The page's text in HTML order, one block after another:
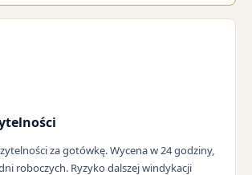
za gotówkę. Wycena w 24 godziny,
roboczych. Ryzyko dalszej windykacji